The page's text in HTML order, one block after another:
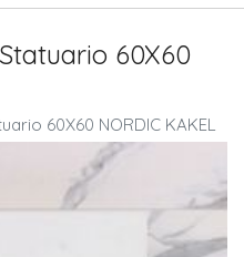
60X60
60X60 NORDIC KAKEL